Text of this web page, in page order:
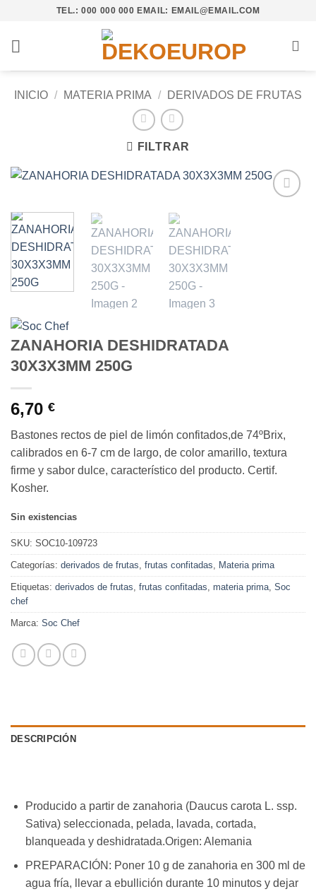
contenido
TEL.: 000 000 000 EMAIL: EMAIL@EMAIL.COM
INICIO / MATERIA PRIMA / DERIVADOS DE FRUTAS
FILTRAR
ZANAHORIA DESHIDRATADA
30X3X3MM 250G
6,70 €
Bastones rectos de piel de limón confitados,de 74ºBrix,
calibrados en 6-7 cm de largo, de color amarillo, textura
firme y sabor dulce, característico del producto. Certif.
Kosher.
Sin existencias
SKU: SOC10-109723
Categorías: derivados de frutas frutas confitadas Materia prima
Etiquetas: derivados de frutas frutas confitadas materia prima Soc
chef
Marca: Soc Chef
DESCRIPCIÓN
Producido a partir de zanahoria (Daucus carota L. ssp.
Sativa) seleccionada, pelada, lavada, cortada,
blanqueada y deshidratada.Origen: Alemania
PREPARACIÓN: Poner 10 g de zanahoria en 300 ml de
agua fría, llevar a ebullición durante 10 minutos y dejar